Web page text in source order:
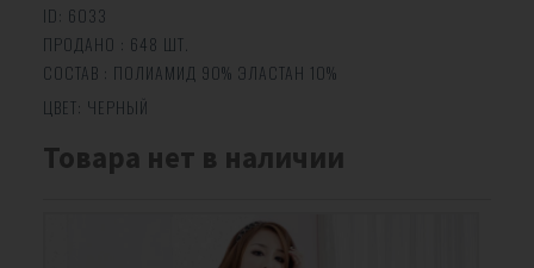
ID: 6033
ПРОДАНО : 648 ШТ.
СОСТАВ : ПОЛИАМИД 90% ЭЛАСТАН 10%
ЦВЕТ: ЧЕРНЫЙ
Товара нет в наличии